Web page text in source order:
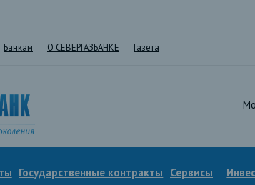
Банкам О СЕВЕРГАЗБАНКЕ Газета
Государственные контракты Сервисы